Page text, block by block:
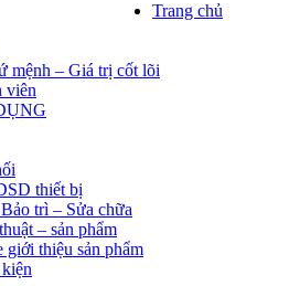
Trang chủ
mệnh – Giá trị cốt lõi
viên
thiết bị
trì – Sửa chữa
– sản phẩm
giới thiệu sản phẩm